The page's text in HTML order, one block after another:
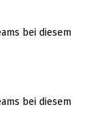
bei diesem
bei diesem